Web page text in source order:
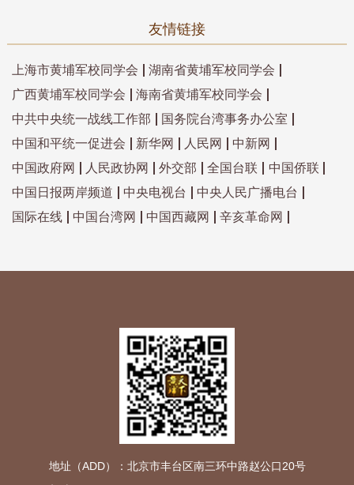
友情链接
上海市黄埔军校同学会
湖南省黄埔军校同学会
广西黄埔军校同学会
海南省黄埔军校同学会
中共中央统一战线工作部
国务院台湾事务办公室
中国和平统一促进会
新华网 人民网
中新网
中国政府网
人民政协网 外交部 全国台联
中国侨联
中国日报两岸频道
中央电视台
中央人民广播电台
国际在线
中国台湾网 中国西藏网 辛亥革命网
地址（ADD）：北京市丰台区南三环中路赵公口20号